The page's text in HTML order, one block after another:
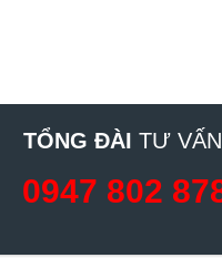
TỔNG ĐÀI TƯ
0947 802